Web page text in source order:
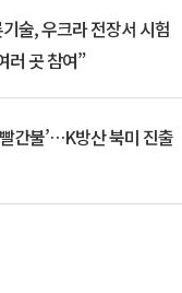
러 곳 참여”
간불’…K방산 북미 진출